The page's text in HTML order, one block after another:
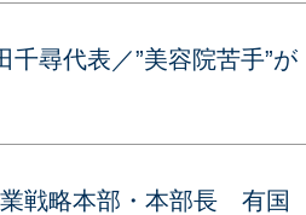
尋代表／”美容院苦手”が
戦略本部・本部長 有国